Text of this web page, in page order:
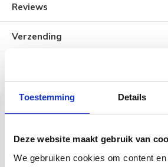
Toestemming Details
Deze website maakt gebruik van
We gebruiken cookies om content
Reviews
Verzending
Gerelateerde producten